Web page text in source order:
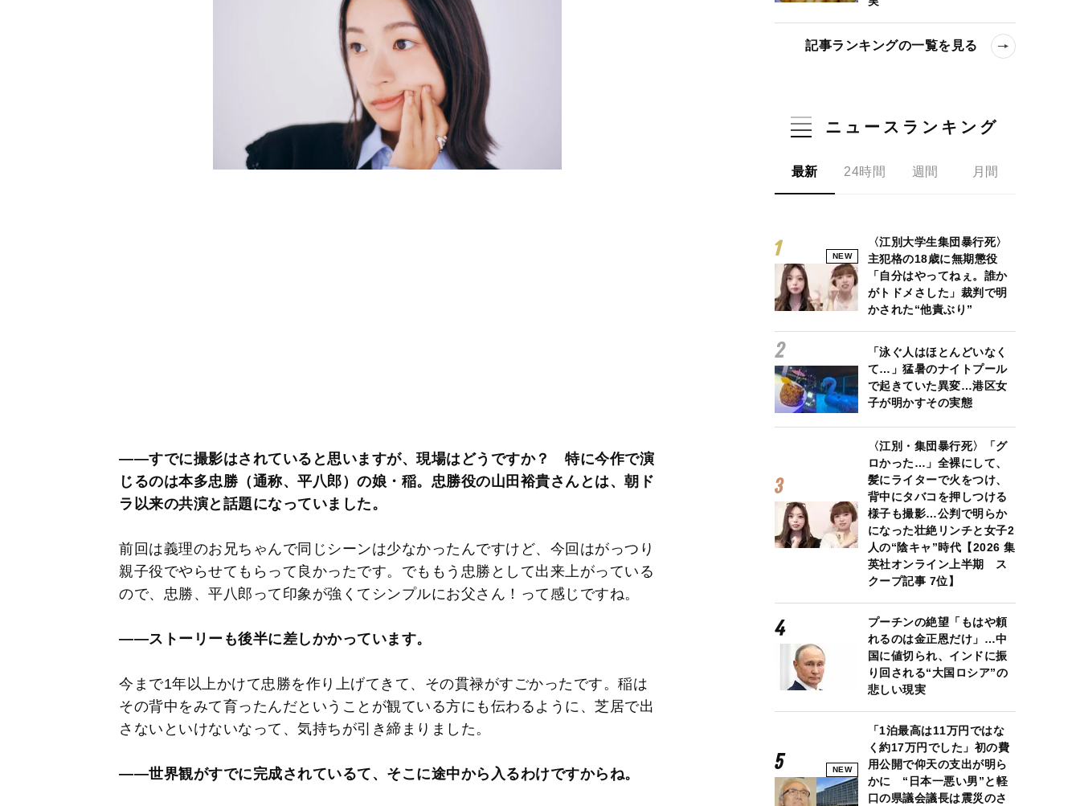
――すでに撮影はされていると思いますが、現場はどうですか？ 特に今作で演
じるのは本多忠勝（通称、平八郎）の娘・稲。忠勝役の山田裕貴さんとは、朝ド
ラ以来の共演と話題になっていました。
前回は義理のお兄ちゃんで同じシーンは少なかったんですけど、今回はがっつり
親子役でやらせてもらって良かったです。でももう忠勝として出来上がっている
ので、忠勝、平八郎って印象が強くてシンプルにお父さん！って感じですね。
――ストーリーも後半に差しかかっています。
今まで1年以上かけて忠勝を作り上げてきて、その貫禄がすごかったです。稲は
その背中をみて育ったんだということが観ている方にも伝わるように、芝居で出
さないといけないなって、気持ちが引き締まりました。
――世界観がすでに完成されているて、そこに途中から入るわけですからね。
記事ランキングの一覧を見る
ニュースランキング
最新 24時間 週間 月間
NEW
〈江別大学生集団暴行死〉
主犯格の18歳に無期懲役
「自分はやってねぇ。誰か
がトドメさした」裁判で明
かされた“他責ぶり”
「泳ぐ人はほとんどいなく
て…」猛暑のナイトプール
で起きていた異変…港区女
子が明かすその実態
〈江別・集団暴行死〉「グ
ロかった…」全裸にして、
髪にライターで火をつけ、
背中にタバコを押しつける
様子も撮影…公判で明らか
になった壮絶リンチと女子2
人の“陰キャ”時代【2026 集
英社オンライン上半期 ス
クープ記事 7位】
プーチンの絶望「もはや頼
れるのは金正恩だけ」…中
国に値切られ、インドに振
り回される“大国ロシア”の
悲しい現実
NEW
「1泊最高は11万円ではな
く約17万円でした」初の費
用公開で仰天の支出が明ら
かに “日本一悪い男”と軽
口の県議会議長は震災のさ